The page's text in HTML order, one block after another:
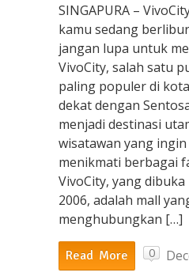
SINGAPURA –
kamu sedang
jangan lupa untuk
VivoCity, salah satu
paling populer di
dekat dengan
menjadi destinasi
wisatawan yang
menikmati berbagai
VivoCity, yang
2006, adalah mall
menghubungkan […]
Read More 0